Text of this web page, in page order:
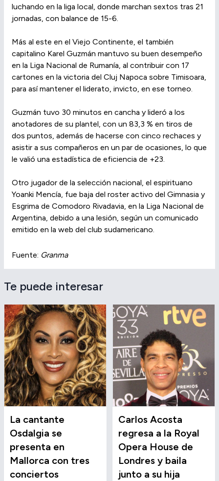
luchando en la liga local, donde marchan sextos tras 21
jornadas, con balance de 15-6.
Más al este en el Viejo Continente, el también
capitalino Karel Guzmán mantuvo su buen desempeño
en la Liga Nacional de Rumanía, al contribuir con 17
cartones en la victoria del Cluj Napoca sobre Timisoara,
para así mantener el liderato, invicto, en ese torneo.
Guzmán tuvo 30 minutos en cancha y lideró a los
anotadores de su plantel, con un 83,3 % en tiros de
dos puntos, además de hacerse con cinco rechaces y
asistir a sus compañeros en un par de ocasiones, lo que
le valió una estadística de eficiencia de +23.
Otro jugador de la selección nacional, el espirituano
Yoanki Mencía, fue baja del roster activo del Gimnasia y
Esgrima de Comodoro Rivadavia, en la Liga Nacional de
Argentina, debido a una lesión, según un comunicado
emitido en la web del club sudamericano.
Fuente: Granma
Te puede interesar
La cantante
Osdalgia se
presenta en
Mallorca con tres
conciertos
Carlos Acosta
regresa a la Royal
Opera House de
Londres y baila
junto a su hija